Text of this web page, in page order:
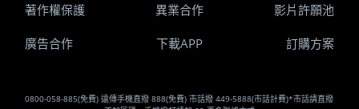
0800-058-885(免費) 遠傳手機直撥 888(免費) 市話撥 449-5888(市話計費)*市話請直撥
著作權保護 異業合作 影片許願池
廣告合作 下載APP 訂購方案